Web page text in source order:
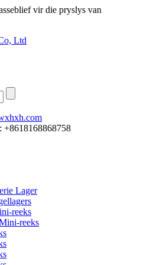
vir die pryslys van
+8618168868758
Lager
reeks
reeks